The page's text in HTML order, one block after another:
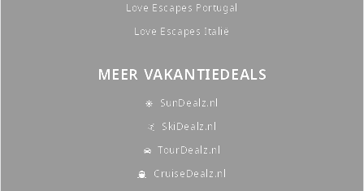
Love Escapes Portugal
Love Escapes Italië
MEER VAKANTIEDEALS
SunDealz.nl
SkiDealz.nl
TourDealz.nl
CruiseDealz.nl